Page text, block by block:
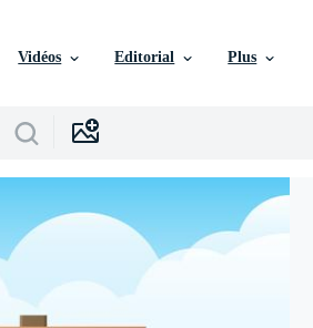
Vidéos Editorial Plus